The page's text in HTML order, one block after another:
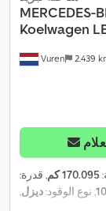
Vuren 2.439
MERCEDES-
Koelwagen
170.095 كم
, قدرة:
, نوع الوقود:ديزل,